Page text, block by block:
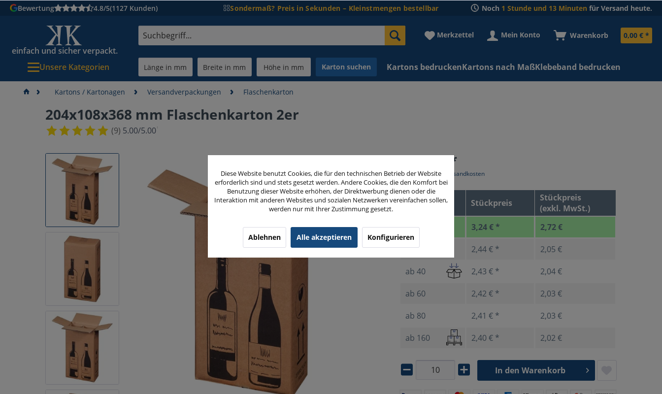
Bewertung 4.8/5(1127 Kunden) Sondermaß? Preis in Sekunden – Kleinstmengen bestellbar Noch 1 Stunde und 13 Minuten für Versand heute.
einfach und sicher verpackt.
Merkzettel Mein Konto Warenkorb 0,00 € *
Unsere Kategorien Karton suchen Kartons bedruckenKartons nach MaßKlebeband bedrucken
Kartons / Kartonagen Versandverpackungen Flaschenkarton
204x108x368 mm Flaschenkarton 2er
(9) 5.00/5.00¹
32,40 € *
Menge Stückpreis
Stückpreis
(exkl. MwSt.)
ab10 3,24 € * 2,72 €
ab20 2,44 € * 2,05 €
ab40 2,43 € * 2,04 €
ab 60 2,42 € * 2,03 €
ab 80 2,41 € * 2,03 €
ab 160 2,40 € * 2,02 €
inkl. MwSt.zzgl. Versandkosten
In den Warenkorb
Diese Website benutzt Cookies, die für den technischen Betrieb der Website
erforderlich sind und stets gesetzt werden. Andere Cookies, die den Komfort bei
Benutzung dieser Website erhöhen, der Direktwerbung dienen oder die
Interaktion mit anderen Websites und sozialen Netzwerken vereinfachen sollen,
werden nur mit Ihrer Zustimmung gesetzt.
Ablehnen Alle akzeptieren Konfigurieren